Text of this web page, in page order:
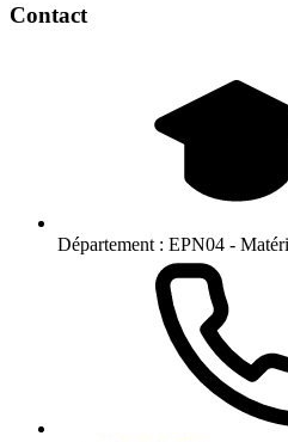
Contact
Département : EPN04 -